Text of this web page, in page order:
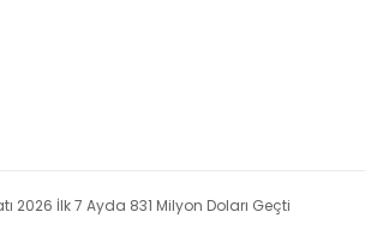
2026 İlk 7 Ayda 831 Milyon Doları Geçti